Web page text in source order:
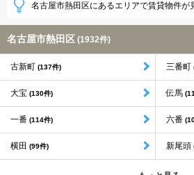
名古屋市熱田区にあるエリアで賃貸物件が
名古屋市熱田区 (1932件)
古新町 (137件) 三番町
大宝 (130件) 伝馬
一番 (114件) 六番
横田 (99件) 新尾頭